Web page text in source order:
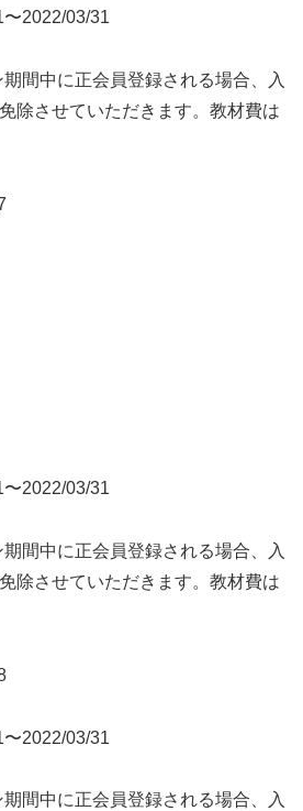
2022/03/31
間中に正会員登録される場合、入
除させていただきます。教材費は
2022/03/31
間中に正会員登録される場合、入
除させていただきます。教材費は
2022/03/31
間中に正会員登録される場合、入